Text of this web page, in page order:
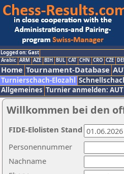
Logged on: Gast
Arabic ARM AZE BIH BUL CAT CHN CRO CZE
Home Tournament-Database
Turnierschach-Elozahl
Allgemeines Turnier anmelden: AUT
Willkommen bei den
Nachname
Personennummer
FIDE-Elolisten Stand